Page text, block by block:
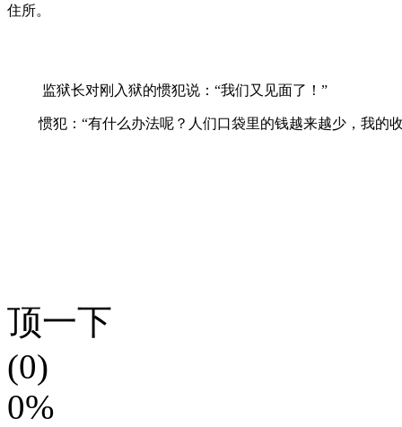
住所。
监狱长对刚入狱的惯犯说：“我们又见面了！”
惯犯：“有什么办法呢？人们口袋里的钱越来越少，我的
顶一下
(0)
0%